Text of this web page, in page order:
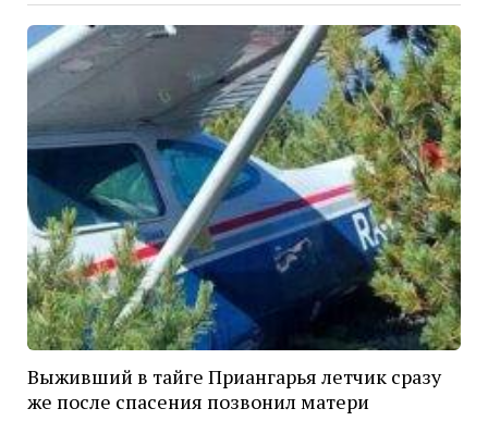
Выживший в тайге Приангарья летчик сразу
же после спасения позвонил матери